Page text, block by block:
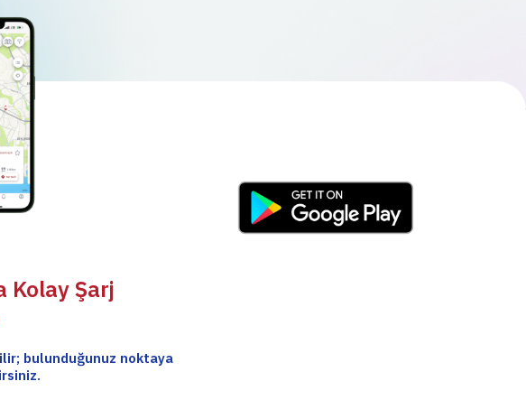
Kolay Şarj
bulunduğunuz noktaya